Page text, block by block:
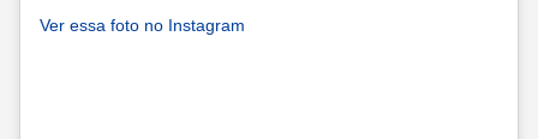
Ver essa foto no Instagram